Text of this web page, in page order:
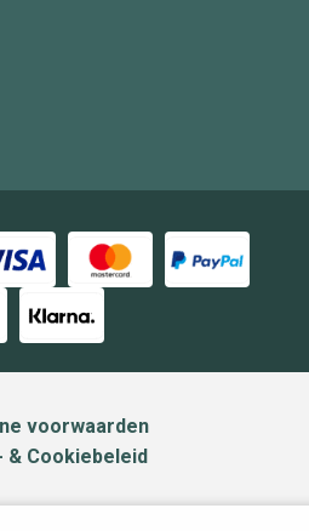
voorwaarden
& Cookiebeleid